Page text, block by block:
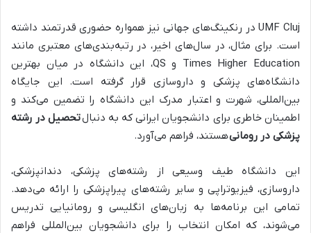
UMF Cluj در رنکینگ‌های جهانی نیز همواره حضوری قدرتمند داشته
است. برای مثال، در سال‌های اخیر، در رتبه‌بندی‌های معتبری مانند
Times Higher Education و QS، این دانشگاه در میان بهترین
دانشگاه‌های پزشکی و داروسازی قرار گرفته است. این جایگاه
بین‌المللی، شهرت و اعتبار مدرک این دانشگاه را تضمین می‌کند و
اطمینان خاطری برای دانشجویان ایرانی که به دنبالتحصیل در رشته
پزشکی در رومانیهستند، فراهم می‌آورد.
این دانشگاه طیف وسیعی از رشته‌های پزشکی، دندانپزشکی،
داروسازی، فیزیوتراپی و سایر رشته‌های پیراپزشکی را ارائه می‌دهد.
تمامی این برنامه‌ها به زبان‌های انگلیسی و رومانیایی تدریس
می‌شوند، که امکان انتخاب را برای دانشجویان بین‌المللی فراهم